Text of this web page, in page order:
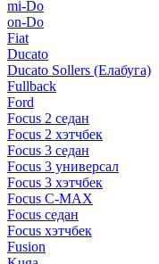
mi-Do
on-Do
Fiat
Ducato
Ducato Sollers (Елабуга)
Fullback
Ford
Focus 2 седан
Focus 2 хэтчбек
Focus 3 седан
Focus 3 универсал
Focus 3 хэтчбек
Focus C-MAX
Focus седан
Focus хэтчбек
Fusion